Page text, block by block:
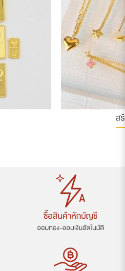
ส
ซื้อสินค้าหักบัญชี
ออมทอง-ออมเงินอัตโนมัติ